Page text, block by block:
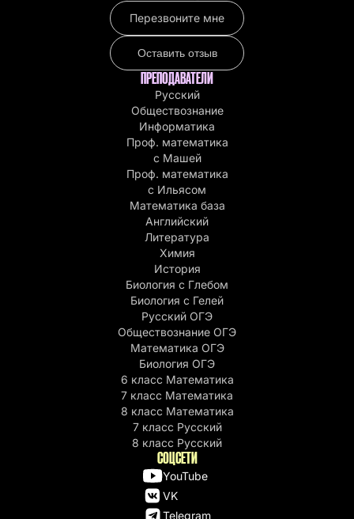
Перезвоните мне
Оставить отзыв
ПРЕПОДАВАТЕЛИ
Русский
Обществознание
Информатика
Проф. математика
с Машей
Проф. математика
c Ильясом
Математика база
Английский
Литература
Химия
История
Биология с Глебом
Биология с Гелей
Русский ОГЭ
Обществознание ОГЭ
Математика ОГЭ
Биология ОГЭ
6 класс Математика
7 класс Математика
8 класс Математика
7 класс Русский
8 класс Русский
СОЦСЕТИ
YouTube
VK
Telegram